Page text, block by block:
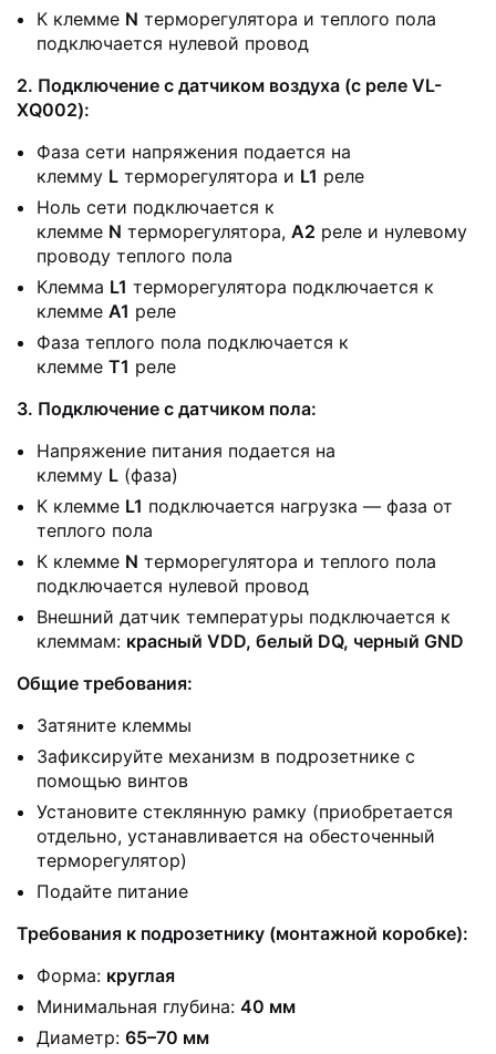
К клемме N терморегулятора и теплого пола
подключается нулевой провод
2. Подключение с датчиком воздуха (с реле VL-
XQ002):
Фаза сети напряжения подается на
клемму L терморегулятора и L1 реле
Ноль сети подключается к
клемме N терморегулятора, A2 реле и нулевому
проводу теплого пола
Клемма L1 терморегулятора подключается к
клемме A1 реле
Фаза теплого пола подключается к
клемме T1 реле
3. Подключение с датчиком пола:
Напряжение питания подается на
клемму L (фаза)
К клемме L1 подключается нагрузка — фаза от
теплого пола
К клемме N терморегулятора и теплого пола
подключается нулевой провод
Внешний датчик температуры подключается к
клеммам: красный VDD, белый DQ, черный GND
Общие требования:
Затяните клеммы
Зафиксируйте механизм в подрозетнике с
помощью винтов
Установите стеклянную рамку (приобретается
отдельно, устанавливается на обесточенный
терморегулятор)
Подайте питание
Требования к подрозетнику (монтажной коробке):
Форма: круглая
Минимальная глубина: 40 мм
Диаметр: 65–70 мм